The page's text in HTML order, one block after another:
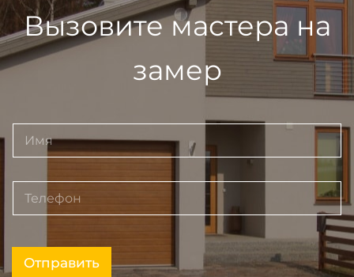
Вызовите мастера на
замер
Отправить